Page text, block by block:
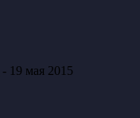
- 19 мая 2015